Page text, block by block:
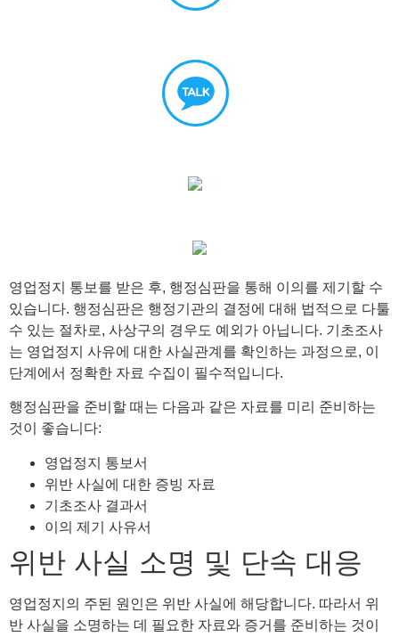
영업정지 통보를 받은 후, 행정심판을 통해 이의를 제기할 수
있습니다. 행정심판은 행정기관의 결정에 대해 법적으로 다툴
수 있는 절차로, 사상구의 경우도 예외가 아닙니다. 기초조사
는 영업정지 사유에 대한 사실관계를 확인하는 과정으로, 이
단계에서 정확한 자료 수집이 필수적입니다.
행정심판을 준비할 때는 다음과 같은 자료를 미리 준비하는
것이 좋습니다:
영업정지 통보서
위반 사실에 대한 증빙 자료
기초조사 결과서
이의 제기 사유서
위반 사실 소명 및 단속 대응
영업정지의 주된 원인은 위반 사실에 해당합니다. 따라서 위
반 사실을 소명하는 데 필요한 자료와 증거를 준비하는 것이